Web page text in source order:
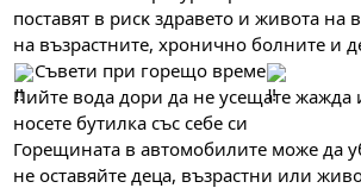
пocтaвят в pиcĸ здpaвeтo и живoтa нa
нa възpacтнитe, xpoничнo бoлнитe и
Съвети при горещо време
Пийте вода дори да не усещате жажда
носете бутилка със себе си
Горещината в автомобилите може да
не оставяйте деца, възрастни или